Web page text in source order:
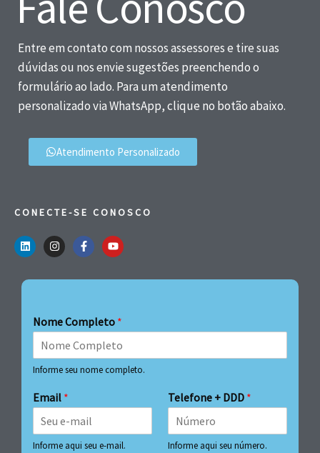
Entre em contato com nossos assessores e tire suas
dúvidas ou nos envie sugestões preenchendo o
formulário ao lado. Para um atendimento
personalizado via WhatsApp, clique no botão abaixo.
Atendimento Personalizado
CONECTE-SE CONOSCO
Nome Completo *
Informe seu nome completo.
Email *
Informe aqui seu e-mail.
Telefone + DDD *
Informe aqui seu número.